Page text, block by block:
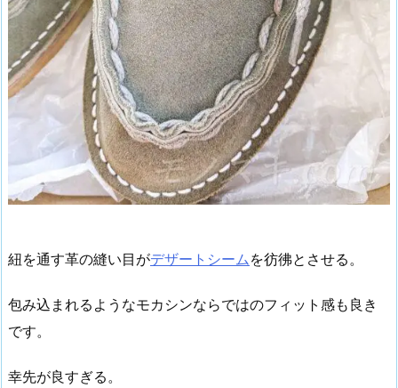
紐を通す革の縫い目がデザートシームを彷彿とさせる。
包み込まれるようなモカシンならではのフィット感も良き
です。
幸先が良すぎる。